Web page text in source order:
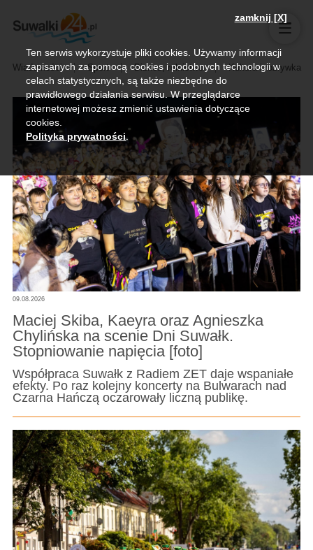
Wiadomości Sport Biznes, rolnictwo Kultura i rozrywka
09.08.2026
Maciej Skiba, Kaeyra oraz Agnieszka
Chylińska na scenie Dni Suwałk.
Stopniowanie napięcia [foto]
Współpraca Suwałk z Radiem ZET daje wspaniałe
efekty. Po raz kolejny koncerty na Bulwarach nad
Czarna Hańczą oczarowały liczną publikę.
zamknij [X]
Ten serwis wykorzystuje pliki cookies. Używamy informacji
zapisanych za pomocą cookies i podobnych technologii w
celach statystycznych, są także niezbędne do
prawidłowego działania serwisu. W przeglądarce
internetowej możesz zmienić ustawienia dotyczące
cookies.
Polityka prywatności.